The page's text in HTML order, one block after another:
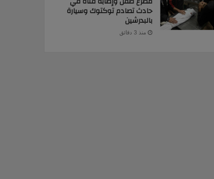
حادث تصادم توكتوك وسيارة
بالبدرشين
منذ 3 دقائق